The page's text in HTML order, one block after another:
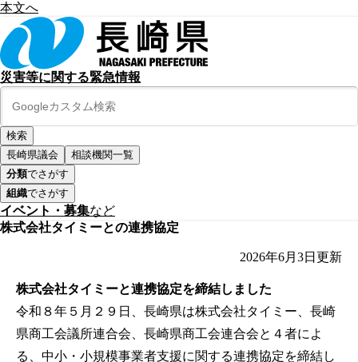
本文へ
災害等に関する緊急情報
長崎県議会
相談機関一覧
分類でさがす
組織でさがす
イベント・募集など
株式会社タイミーとの連携協定
2026年6月3日 更新
株式会社タイミーと連携協定を締結しました
令和８年５月２９日、長崎県は株式会社タイミー、長崎
県商工会議所連合会、長崎県商工会連合会と４者によ
る、中小・小規模事業者支援に関する連携協定を締結し